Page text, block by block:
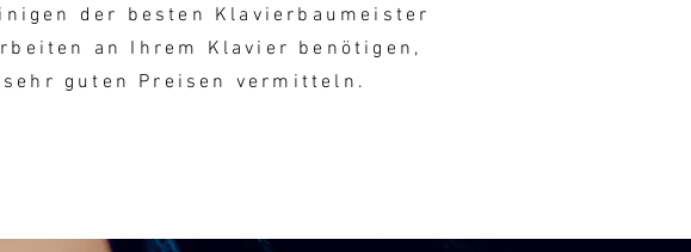
der besten Klavierbaumeister
an Ihrem Klavier benötigen,
guten Preisen vermitteln.